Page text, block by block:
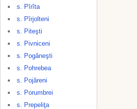
s. Pîrîta
s. Pîrjolteni
s. Piteşti
s. Pivniceni
s. Pogăneşti
s. Pohrebea
s. Pojăreni
s. Porumbrei
s. Prepeliţa